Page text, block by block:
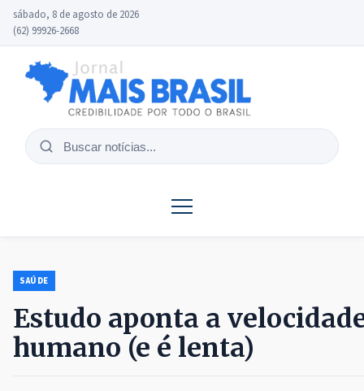
sábado, 8 de agosto de 2026
(62) 99926-2668
Buscar
SAÚDE
Estudo aponta a
humano (e é lenta)